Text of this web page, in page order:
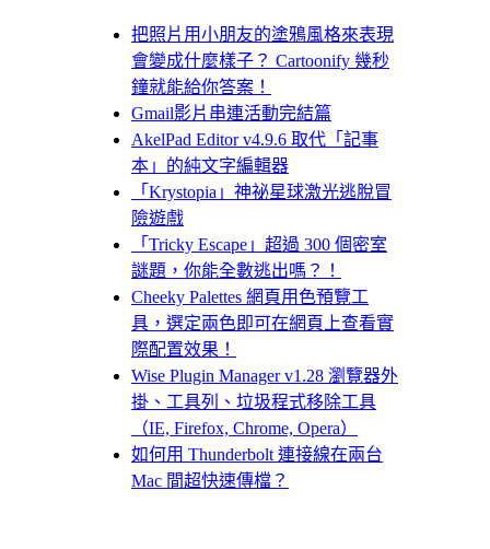
把照片用小朋友的塗鴉風格來表現
會變成什麼樣子？ Cartoonify 幾秒
鐘就能給你答案！
Gmail影片串連活動完結篇
AkelPad Editor v4.9.6 取代「記事
本」的純文字編輯器
「Krystopia」神祕星球激光逃脫冒
險遊戲
「Tricky Escape」超過 300 個密室
謎題，你能全數逃出嗎？！
Cheeky Palettes 網頁用色預覽工
具，選定兩色即可在網頁上查看實
際配置效果！
Wise Plugin Manager v1.28 瀏覽器外
掛、工具列、垃圾程式移除工具
（IE, Firefox, Chrome, Opera）
如何用 Thunderbolt 連接線在兩台
Mac 間超快速傳檔？